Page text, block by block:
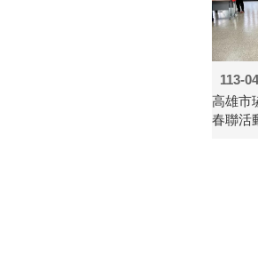
113-
高雄市
春聯活